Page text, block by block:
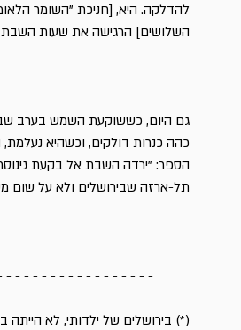
להדלקה. היא, [חניכת "השומר
השלושים] הרגישה את שעות השבת
גם היום, כששוקעת השמש בערב
כהה כנרות דולקים, וכשהיא
הספר: "ירדה השבת אל בקעת
תל-ארזה
- - - - - - - - - - - - - - - - -
(*) בירושלים של ילדותי, לא הייתה